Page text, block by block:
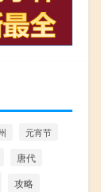
元宵节
唐代
攻略